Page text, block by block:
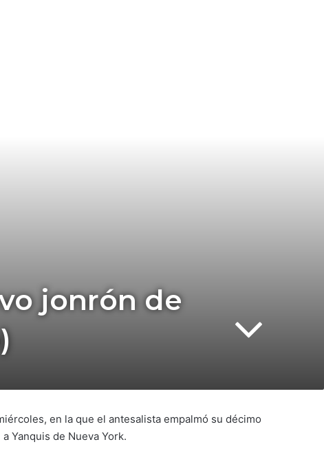
jonrón de
en la que el antesalista empalmó su décimo
Yanquis de Nueva York.